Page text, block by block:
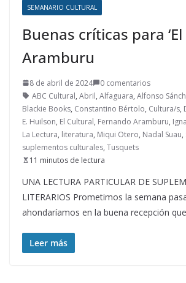
SEMANARIO CULTURAL
Buenas críticas para ‘El
Aramburu
8 de abril de 2024
0 comentarios
ABC Cultural, Abril, Alfaguara, Alfonso
Blackie Books, Constantino Bértolo, Cultura/s,
E. Huilson, El Cultural, Fernando Aramburu,
La Lectura, literatura, Miqui Otero, Nadal Suau,
suplementos culturales, Tusquets
11 minutos de lectura
UNA LECTURA PARTICULAR DE
LITERARIOS Prometimos la semana
ahondaríamos en la buena recepción
Leer más